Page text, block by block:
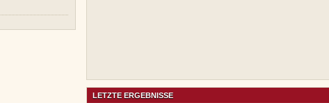
LETZTE ERGEBNISSE